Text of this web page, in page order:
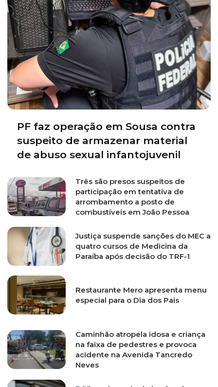
PF faz operação em Sousa contra
suspeito de armazenar material
de abuso sexual infantojuvenil
Três são presos suspeitos de
participação em tentativa de
arrombamento a posto de
combustíveis em João Pessoa
Justiça suspende sanções do MEC a
quatro cursos de Medicina da
Paraíba após decisão do TRF-1
Restaurante Mero apresenta menu
especial para o Dia dos Pais
Caminhão atropela idosa e criança
na faixa de pedestres e provoca
acidente na Avenida Tancredo
Neves